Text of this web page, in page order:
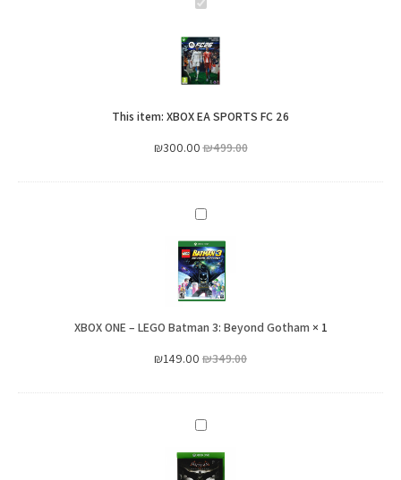
XBOX
SPORTS
FC
This item: XBOX EA SPORTS FC 26
₪499.00
₪300.00
XBOX
ONE
–
LEGO
Batman
3:
1
×
XBOX ONE – LEGO Batman 3: Beyond Gotham
₪349.00
₪149.00
XBOX
ONE
-